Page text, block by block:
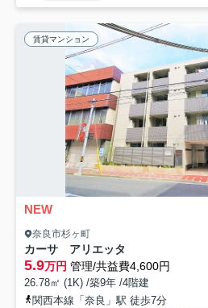
賃貸マンション
NEW
奈良市杉ヶ町
カーサ アリエッタ
5.9万円 管理/共益費4,600円
26.78㎡ (1K) /築9年 /4階建
関西本線「奈良」駅 徒歩7分